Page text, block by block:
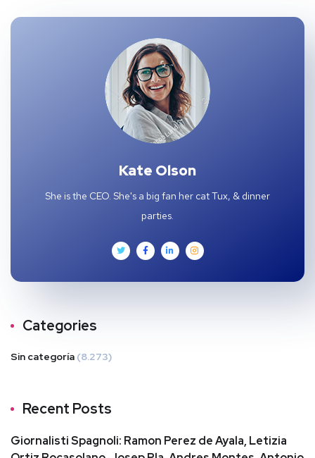
Kate Olson
She is the CEO. She's a big fan her cat Tux, & dinner
parties.
Categories
Sin categoría (8.273)
Recent Posts
Giornalisti Spagnoli: Ramon Perez de Ayala, Letizia